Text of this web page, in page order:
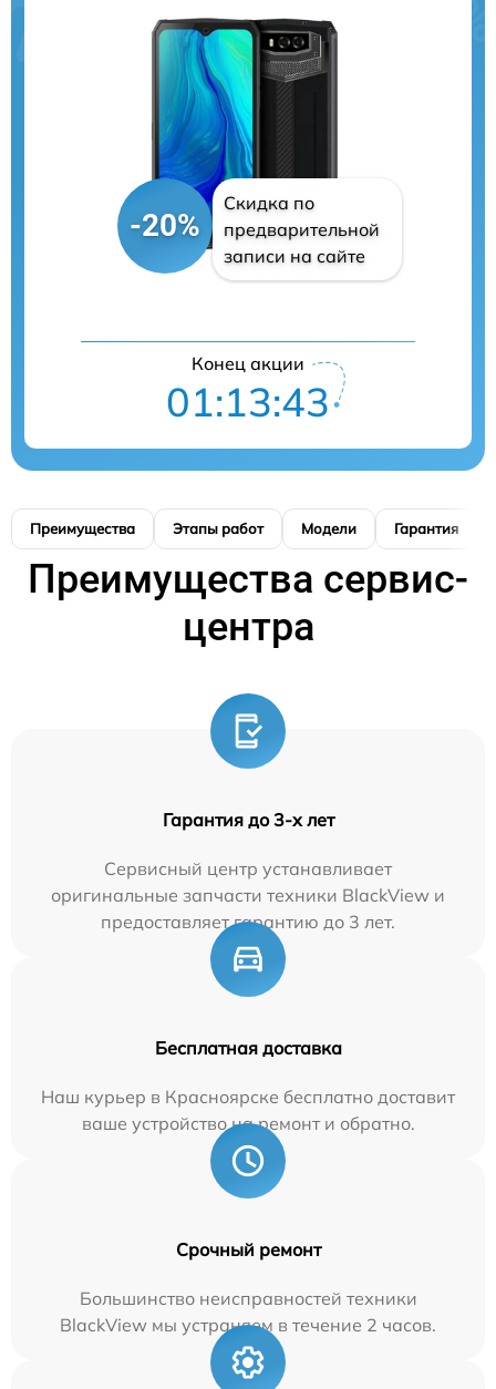
-20%
Скидка по
предварительной
записи на сайте
Конец акции
01:13:42
Преимущества Этапы работ Модели Гарантия
Преимущества сервис-
центра
Гарантия до 3-х лет
Сервисный центр устанавливает
оригинальные запчасти техники BlackView и
предоставляет гарантию до 3 лет.
Бесплатная доставка
Наш курьер в Красноярске бесплатно доставит
ваше устройство на ремонт и обратно.
Срочный ремонт
Большинство неисправностей техники
BlackView мы устраняем в течение 2 часов.